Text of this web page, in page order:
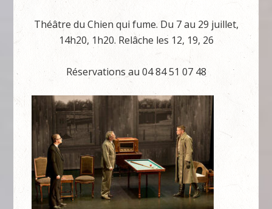
Théâtre du Chien qui fume. Du 7 au 29 juillet,
14h20, 1h20. Relâche les 12, 19, 26
Réservations au 04 84 51 07 48